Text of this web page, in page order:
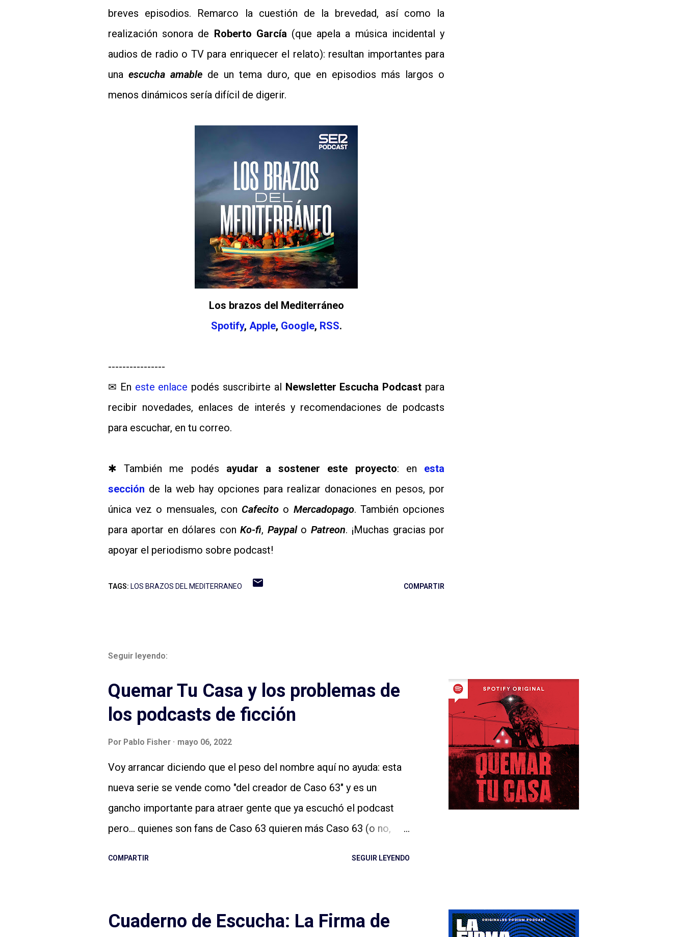
breves episodios. Remarco la cuestión de la brevedad, así como la
realización sonora de Roberto García (que apela a música incidental y
audios de radio o TV para enriquecer el relato): resultan importantes para
una escucha amablede un tema duro, que en episodios más largos o
menos dinámicos sería difícil de digerir.
Los brazos del Mediterráneo
Spotify, Apple, Google, RSS.
----------------
✉ En este enlace podés suscribirte al Newsletter Escucha Podcast para
recibir novedades, enlaces de interés y recomendaciones de podcasts
para escuchar, en tu correo.
✱ También me podés ayudar a sostener este proyecto: en esta
sección de la web hay opciones para realizar donaciones en pesos, por
única vez o mensuales, con Cafecito o Mercadopago. También opciones
para aportar en dólares conKo-fi, Paypalo Patreon. ¡Muchas gracias por
apoyar el periodismo sobre podcast!
TAGS: LOS BRAZOS DEL MEDITERRANEO COMPARTIR
Seguir leyendo:
Quemar Tu Casa y los problemas de
los podcasts de ficción
Por Pablo Fisher mayo 06, 2022
Voy arrancar diciendo que el peso del nombre aquí no ayuda: esta
nueva serie se vende como "del creador de Caso 63" y es un
gancho importante para atraer gente que ya escuchó el podcast
pero... quienes son fans de Caso 63 quieren más Caso 63 (o no,
género, de otro estilo, si hay más gente en el proyecto y las cosas
no salen tan bien. Quemar Tu Casa puede tener o no éxito con las
COMPARTIR SEGUIR LEYENDO
Cuaderno de Escucha: La Firma de